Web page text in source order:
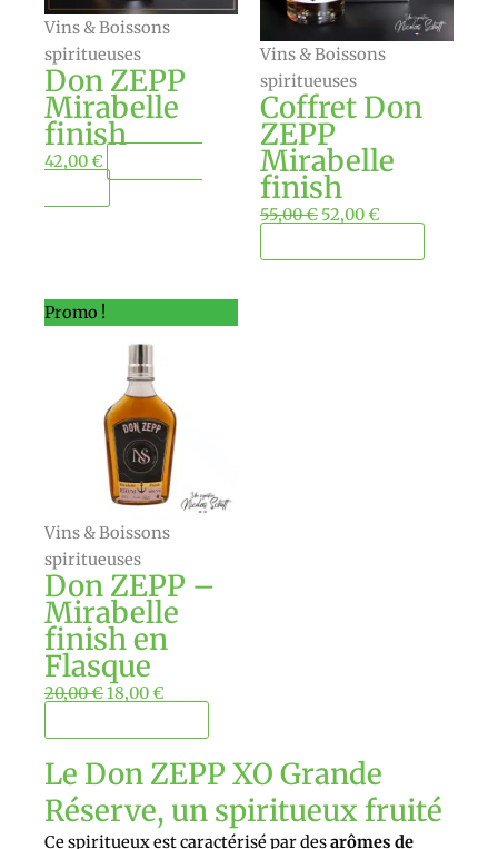
Vins & Boissons
spiritueuses
Don ZEPP
Mirabelle
finish
42,00€
Vins & Boissons
spiritueuses
Coffret Don
ZEPP
Mirabelle
finish
55,00€ 52,00€
Promo !
Vins & Boissons
spiritueuses
Don ZEPP –
Mirabelle
finish en
Flasque
20,00€
initial
était :
20,00 €.
18,00€
18,00 €.
Le Don ZEPP XO Grande
Réserve, un spiritueux fruité
Ce spiritueux est caractérisé par desarômes de